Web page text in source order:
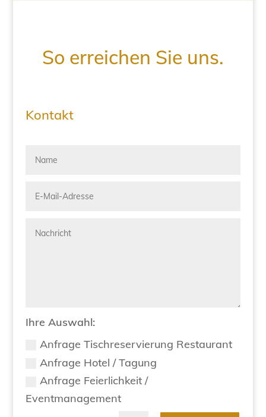
So erreichen Sie uns.
Kontakt
Ihre Auswahl:
Anfrage Tischreservierung Restaurant
Anfrage Hotel / Tagung
Anfrage Feierlichkeit /
Eventmanagement